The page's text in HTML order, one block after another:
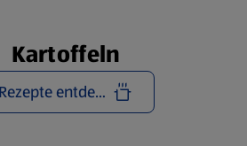
Kartoffeln
Rezepte entdecken